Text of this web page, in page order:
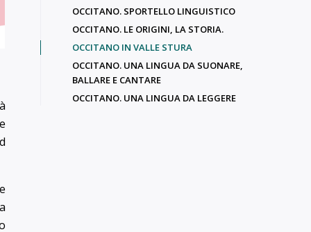
OCCITANO. SPORTELLO LINGUISTICO
OCCITANO. LE ORIGINI, LA STORIA.
OCCITANO IN VALLE STURA
OCCITANO. UNA LINGUA DA SUONARE,
BALLARE E CANTARE
OCCITANO. UNA LINGUA DA LEGGERE